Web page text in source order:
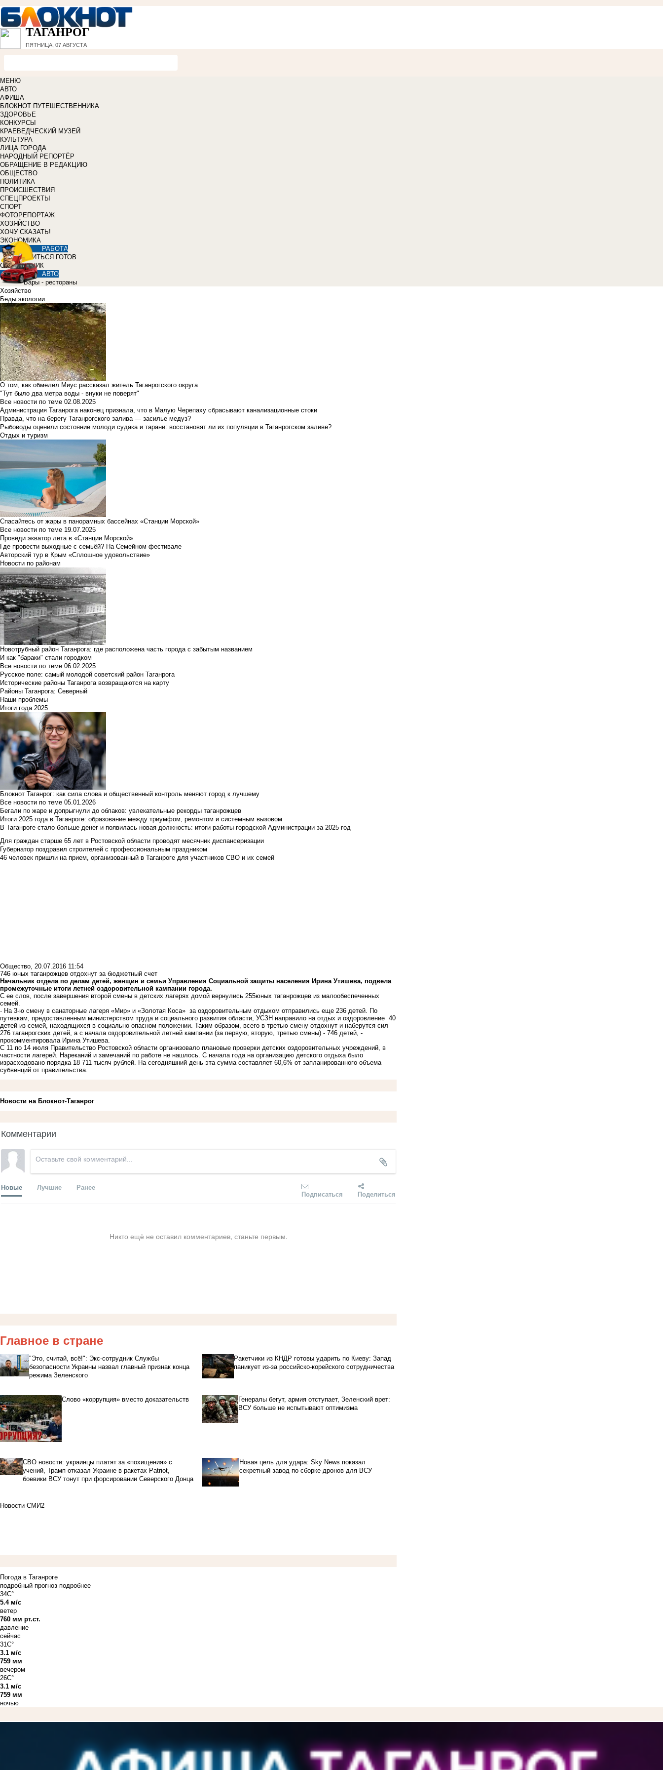
ТАГАНРОГ
ПЯТНИЦА, 07 АВГУСТА
МЕНЮ
АВТО
АФИША
БЛОКНОТ ПУТЕШЕСТВЕННИКА
ЗДОРОВЬЕ
КОНКУРСЫ
КРАЕВЕДЧЕСКИЙ МУЗЕЙ
КУЛЬТУРА
ЛИЦА ГОРОДА
НАРОДНЫЙ РЕПОРТЁР
ОБРАЩЕНИЕ В РЕДАКЦИЮ
ОБЩЕСТВО
ПОЛИТИКА
ПРОИСШЕСТВИЯ
СПЕЦПРОЕКТЫ
СПОРТ
ФОТОРЕПОРТАЖ
ХОЗЯЙСТВО
ХОЧУ СКАЗАТЬ!
ЭКОНОМИКА
РАБОТА
УЧИТЬСЯ ГОТОВ
СПРАВОЧНИК
АВТО
Бары - рестораны
Хозяйство
Беды экологии
О том, как обмелел Миус рассказал житель Таганрогского округа
"Тут было два метра воды - внуки не поверят"
Все новости по теме 02.08.2025
Администрация Таганрога наконец признала, что в Малую Черепаху сбрасывают канализационные стоки
Правда, что на берегу Таганрогского залива — засилье медуз?
Рыбоводы оценили состояние молоди судака и тарани: восстановят ли их популяции в Таганрогском заливе?
Отдых и туризм
Спасайтесь от жары в панорамных бассейнах «Станции Морской»
Все новости по теме 19.07.2025
Проведи экватор лета в «Станции Морской»
Где провести выходные с семьёй? На Семейном фестивале
Авторский тур в Крым «Сплошное удовольствие»
Новости по районам
Новотрубный район Таганрога: где расположена часть города с забытым названием
И как "бараки" стали городком
Все новости по теме 06.02.2025
Русское поле: самый молодой советский район Таганрога
Исторические районы Таганрога возвращаются на карту
Районы Таганрога: Северный
Наши проблемы
Итоги года 2025
Блокнот Таганрог: как сила слова и общественный контроль меняют город к лучшему
Все новости по теме 05.01.2026
Бегали по жаре и допрыгнули до облаков: увлекательные рекорды таганрожцев
Итоги 2025 года в Таганроге: образование между триумфом, ремонтом и системным вызовом
В Таганроге стало больше денег и появилась новая должность: итоги работы городской Администрации за 2025 год
Для граждан старше 65 лет в Ростовской области проводят месячник диспансеризации
Губернатор поздравил строителей с профессиональным праздником
46 человек пришли на прием, организованный в Таганроге для участников СВО и их семей
Общество, 20.07.2016 11:54
746 юных таганрожцев отдохнут за бюджетный счет
Начальник отдела по делам детей, женщин и семьи Управления Социальной защиты населения Ирина Утишева, подвела
промежуточные итоги летней оздоровительной кампании города.
С ее слов, после завершения второй смены в детских лагерях домой вернулись 255юных таганрожцев из малообеспеченных
семей.
- На 3-ю смену в санаторные лагеря «Мир» и «Золотая Коса» за оздоровительным отдыхом отправились еще 236 детей. По
путевкам, предоставленным министерством труда и социального развития области, УСЗН направило на отдых и оздоровление 40
детей из семей, находящихся в социально опасном положении. Таким образом, всего в третью смену отдохнут и наберутся сил
276 таганрогских детей, а с начала оздоровительной летней кампании (за первую, вторую, третью смены) - 746 детей, -
прокомментировала Ирина Утишева.
С 11 по 14 июля Правительство Ростовской области организовало плановые проверки детских оздоровительных учреждений, в
частности лагерей. Нареканий и замечаний по работе не нашлось. С начала года на организацию детского отдыха было
израсходовано порядка 18 711 тысяч рублей. На сегодняшний день эта сумма составляет 60,6% от запланированного объема
субвенций от правительства.
Новости на Блoкнoт-Таганрог
Комментарии
Новые Лучшие Ранее
Подписаться Поделиться
Никто ещё не оставил комментариев, станьте первым.
Главное в стране
"Это, считай, всё!": Экс-сотрудник Службы
безопасности Украины назвал главный признак конца
режима Зеленского
Ракетчики из КНДР готовы ударить по Киеву: Запад
паникует из-за российско-корейского сотрудничества
Слово «коррупция» вместо доказательств
Генералы бегут, армия отступает, Зеленский врет:
ВСУ больше не испытывают оптимизма
СВО новости: украинцы платят за «похищения» с
учений, Трамп отказал Украине в ракетах Patriot,
боевики ВСУ тонут при форсировании Северского Донца
Новая цель для удара: Sky News показал
секретный завод по сборке дронов для ВСУ
Новости СМИ2
Погода в Таганроге
подробный прогноз подробнее
34C°
5.4 м/с
ветер
760 мм рт.ст.
давление
сейчас
31C°
3.1 м/с
759 мм
вечером
26C°
3.1 м/с
759 мм
ночью